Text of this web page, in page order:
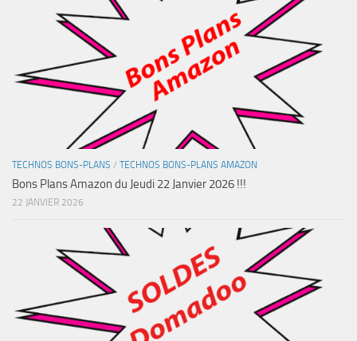
TECHNOS BONS-PLANS / TECHNOS BONS-PLANS AMAZON
Bons Plans Amazon du Jeudi 22 Janvier 2026 !!!
22 JANVIER 2026